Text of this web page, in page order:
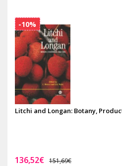
Litchi and Longan: Botany,
136,52€ 151,69€
-10%